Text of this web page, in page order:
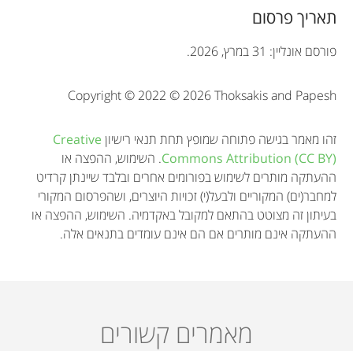
t
i
n
תאריך פרסום
פורסם אונליין: 31 במרץ, 2026.
Copyright © 2022 © 2026 Thoksakis and Papesh
זהו מאמר בגישה פתוחה שמופץ תחת תנאי רישיון Creative
Commons Attribution (CC BY). השימוש, ההפצה או
ההעתקה מותרים לשימוש בפורומים אחרים ובלבד שיינתן קרדיט
למחבר(ים) המקוריים ולבעל(י) זכויות היוצרים, ושהפרסום המקורי
בעיתון זה מצוטט בהתאם למקובל באקדמיה. השימוש, ההפצה או
ההעתקה אינם מותרים אם הם אינם עומדים בתנאים אלה.
מאמרים קשורים